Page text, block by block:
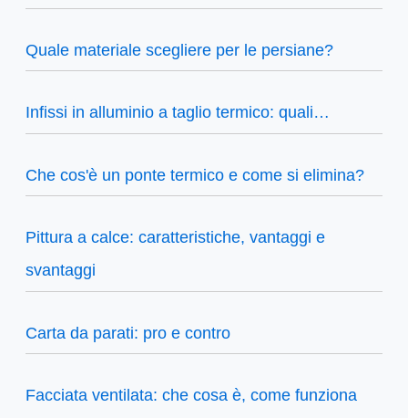
Quale materiale scegliere per le persiane?
Infissi in alluminio a taglio termico: quali…
Che cos'è un ponte termico e come si elimina?
Pittura a calce: caratteristiche, vantaggi e
svantaggi
Carta da parati: pro e contro
Facciata ventilata: che cosa è, come funziona